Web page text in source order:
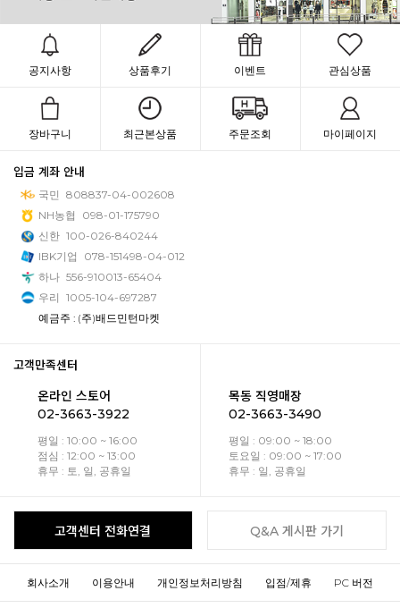
공지사항 상품후기 이벤트 관심상품
장바구니 최근본상품 주문조회 마이페이지
입금 계좌 안내
국민 808837-04-002608
NH농협
098-01-175790
신한 100-026-840244
IBK기업
078-151498-04-012
하나 556-910013-65404
우리 1005-104-697287
예금주 : (주)배드민턴마켓
고객만족센터
온라인 스토어
02-3663-3922
평일 : 10:00 ~ 16:00
점심 : 12:00 ~ 13:00
휴무 : 토, 일, 공휴일
목동 직영매장
02-3663-3490
평일 : 09:00 ~ 18:00
토요일 : 09:00 ~ 17:00
휴무 : 일, 공휴일
고객센터 전화연결 Q&A 게시판 가기
회사소개 이용안내 개인정보처리방침 입점/제휴 PC 버전